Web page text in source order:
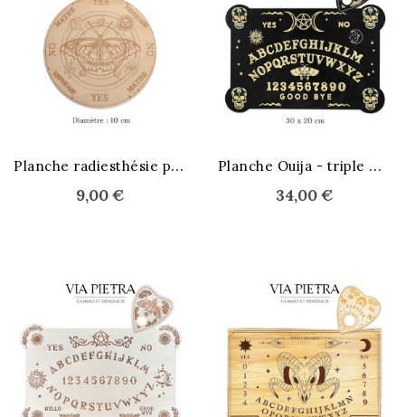
P
lanche radiesthésie pendule
9,00 €
P
lanche Ouija - triple Lune noire
34,00 €